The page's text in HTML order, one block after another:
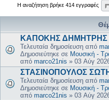
Η αναζήτηση βρήκε 414 εγγραφές
ΚΑΠΟΚΗΣ ΔΗΜΗΤΡΗΣ
Τελευταία δημοσίευση από
Δημοσιεύτηκε σε Μουσική -
από marco21nis » 03 Αύγ
ΣΤΑΣΙΝΟΠΟΥΛΟΣ
Τελευταία δημοσίευση από
Δημοσιεύτηκε σε Μουσική -
από marco21nis » 03 Αύγ